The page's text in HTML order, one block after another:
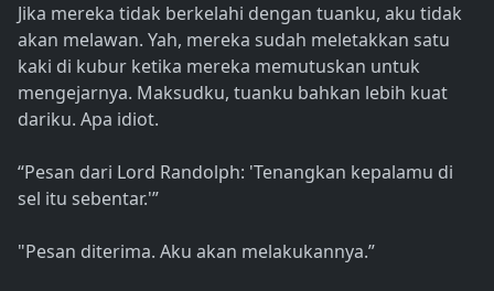
Jika mereka tidak berkelahi dengan tuanku, aku tidak
akan melawan. Yah, mereka sudah meletakkan satu
kaki di kubur ketika mereka memutuskan untuk
mengejarnya. Maksudku, tuanku bahkan lebih kuat
dariku. Apa idiot.
“Pesan dari Lord Randolph: 'Tenangkan kepalamu di
sel itu sebentar.'”
"Pesan diterima. Aku akan melakukannya.”